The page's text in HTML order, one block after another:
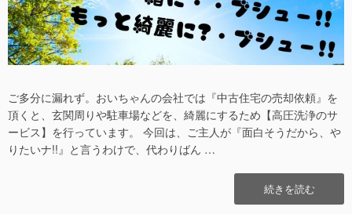
ご多分に漏れず。おいちゃんの会社では『中古住宅の売却依頼』を
頂くと、玄関周りや駐車場などを、綺麗にするため【高圧洗浄のサ
ービス】を行っています。 今回は、ご主人が『面白そうだから、や
りたいナ!!』と言うわけで、代わりばん …
“ご
主
続きを読む